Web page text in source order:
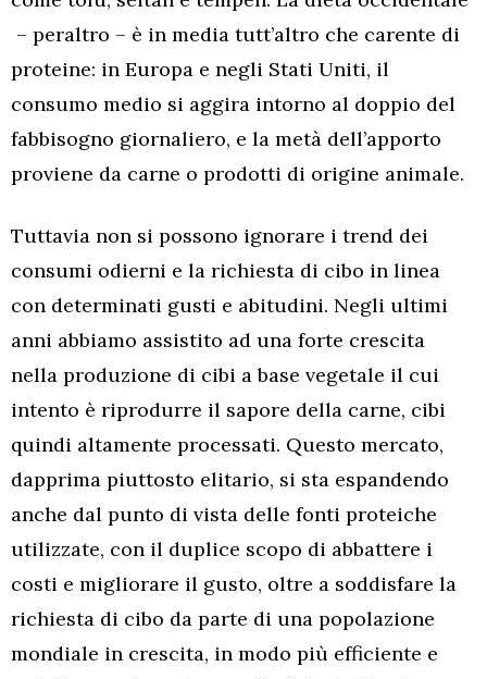
– peraltro – è in media tutt’altro che carente di
proteine: in Europa e negli Stati Uniti, il
consumo medio si aggira intorno al doppio del
fabbisogno giornaliero, e la metà dell’apporto
proviene da carne o prodotti di origine animale.
Tuttavia non si possono ignorare i trend dei
consumi odierni e la richiesta di cibo in linea
con determinati gusti e abitudini. Negli ultimi
anni abbiamo assistito ad una forte crescita
nella produzione di cibi a base vegetale il cui
intento è riprodurre il sapore della carne, cibi
quindi altamente processati. Questo mercato,
dapprima piuttosto elitario, si sta espandendo
anche dal punto di vista delle fonti proteiche
utilizzate, con il duplice scopo di abbattere i
costi e migliorare il gusto, oltre a soddisfare la
richiesta di cibo da parte di una popolazione
mondiale in crescita, in modo più efficiente e